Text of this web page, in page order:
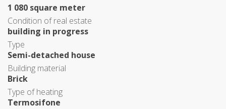
1 080 square meter
Condition of real estate
building in progress
Type
Semi-detached house
Building material
Brick
Type of heating
Termosifone